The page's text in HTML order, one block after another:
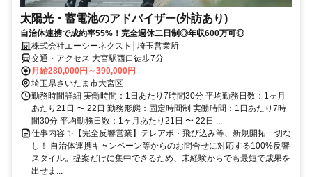
太陽光・蓄電池のアドバイザー(外訪あり)
自治体連携で成約率55%！完全週休二日制◎年収600万可◎
株式会社エーシーネクスト│埼玉営業所
交通・アクセス 大宮駅西口徒歩7分
月給280,000円～390,000円
埼玉県さいたま市大宮区
勤務時間詳細 実働時間：1日あたり7時間30分 平均勤務日数：1ヶ月
あたり21日 〜 22日 勤務形態：固定時間制 実働時間：1日あたり7時
間30分 平均勤務日数：1ヶ月あたり21日 〜 22日 ...
仕事内容 ✨️【完全反響営業】テレアポ・飛び込み等、新規開拓一切な
し！ 自治体連携キャンペーン等からのお問合せに対応する100%反響
スタイル。提案だけに集中できるため、未経験からでも最短で成果を
出せま...